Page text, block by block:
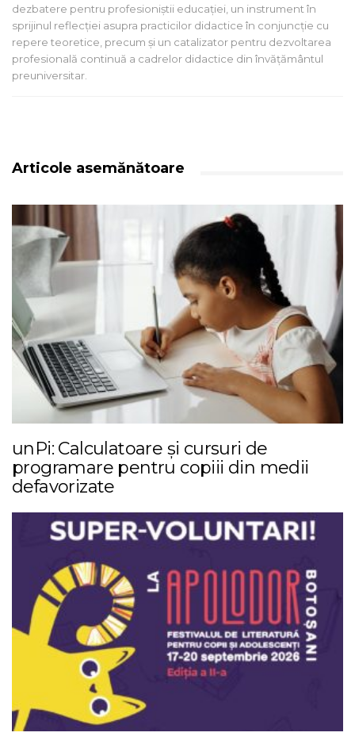
dezbatere pentru profesioniștii educației, un instrument în
sprijinul reflecției asupra practicilor didactice în conjuncție cu
repere teoretice, precum și un catalizator pentru dezvoltarea
profesională continuă a cadrelor didactice din învățământul
preuniversitar.
Articole asemănătoare
unPi: Calculatoare și cursuri de
programare pentru copiii din medii
defavorizate